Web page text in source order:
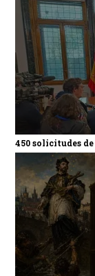
450 solicitudes